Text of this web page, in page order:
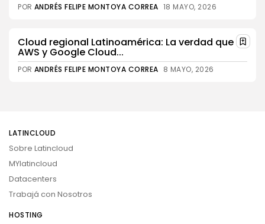
POR ANDRÉS FELIPE MONTOYA CORREA 18 MAYO, 2026
Cloud regional Latinoamérica: La verdad que
AWS y Google Cloud...
POR ANDRÉS FELIPE MONTOYA CORREA 8 MAYO, 2026
LATINCLOUD
Sobre Latincloud
MYlatincloud
Datacenters
Trabajá con Nosotros
HOSTING